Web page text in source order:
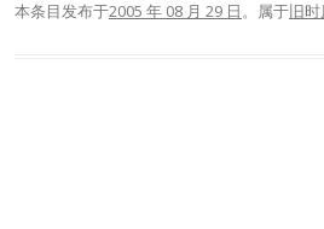
本条目发布于2005 年 08 月 29 日。属于旧